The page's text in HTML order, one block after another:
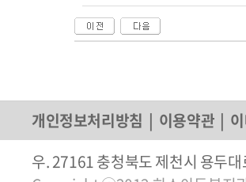
개인정보처리방침 | 이용약관 |
우. 27161 충청북도 제천시 용